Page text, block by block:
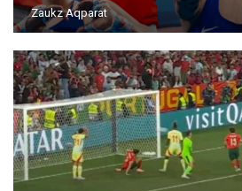
Zaukz Aqparat